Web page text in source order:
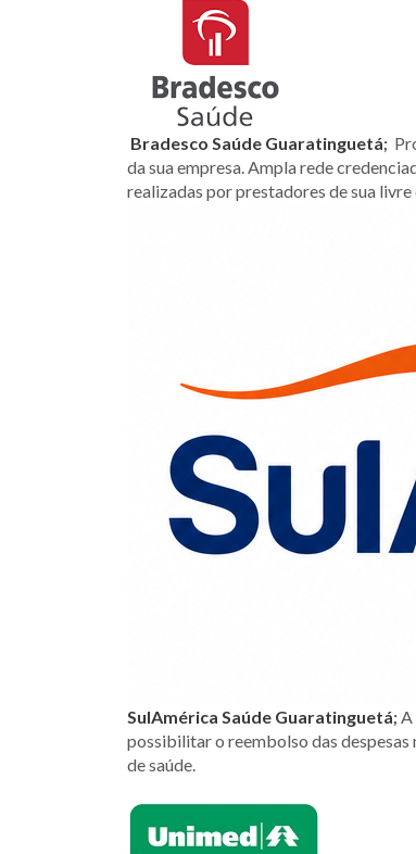
Bradesco Saúde Guaratinguetá;
da sua empresa. Ampla rede
realizadas por prestadores de sua livre
SulAmérica Saúde Guaratinguetá;A
possibilitar o reembolso das despesas
de saúde.